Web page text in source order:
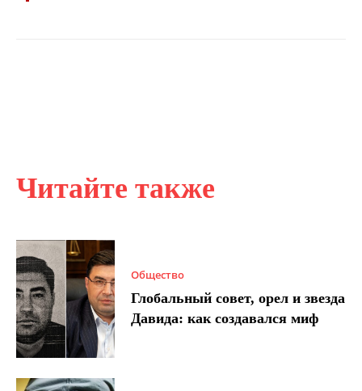
Читайте также
Общество
Глобальный совет, орел и звезда
Давида: как создавался миф